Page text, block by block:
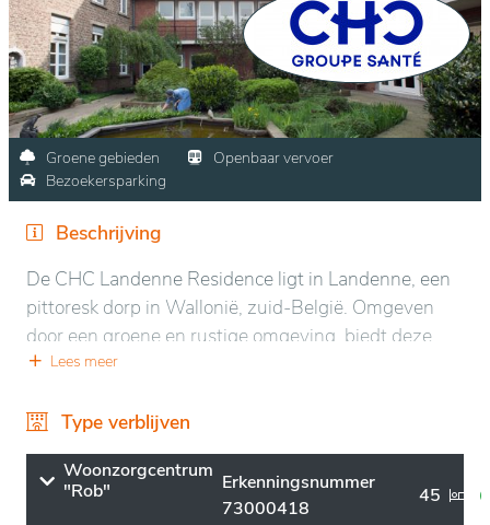
Groene gebieden
Openbaar vervoer
Bezoekersparking
Beschrijving
De CHC Landenne Residence ligt in Landenne, een
pittoresk dorp in Wallonië, zuid-België. Omgeven
door een groene en rustige omgeving, biedt deze
locatie een aangename en vredige sfeer, ideaal voor
natuurlijke omgeving met uitzicht op uitgestrekte,
verzorgde tuinen en het omliggende platteland.
Ze biedt een comfortabele leefomgeving met
Lees meer
Type verblijven
Woonzorgcentrum
"Rob"
Erkenningsnummer
73000418
45